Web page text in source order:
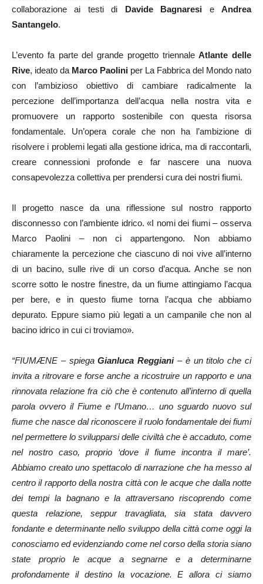
collaborazione ai testi di Davide Bagnaresi eAndrea
Santangelo.
L’evento fa parte del grande progetto triennaleAtlante delle
Rive, ideato da Marco Paolini per La Fabbrica del Mondo nato
con l’ambizioso obiettivo di cambiare radicalmente la
percezione dell’importanza dell’acqua nella nostra vita e
promuovere un rapporto sostenibile con questa risorsa
fondamentale. Un’opera corale che non ha l’ambizione di
risolvere i problemi legati alla gestione idrica, ma di raccontarli,
creare connessioni profonde e far nascere una nuova
consapevolezza collettiva per prendersi cura dei nostri fiumi.
Il progetto nasce da una riflessione sul nostro rapporto
disconnesso con l’ambiente idrico. «I nomi dei fiumi – osserva
Marco Paolini – non ci appartengono. Non abbiamo
chiaramente la percezione che ciascuno di noi vive all’interno
di un bacino, sulle rive di un corso d’acqua. Anche se non
scorre sotto le nostre finestre, da un fiume attingiamo l’acqua
per bere, e in questo fiume torna l’acqua che abbiamo
depurato. Eppure siamo più legati a un campanile che non al
bacino idrico in cui ci troviamo».
“FIUMӔNE – spiegaGianluca Reggiani– è un titolo che ci
invita a ritrovare e forse anche a ricostruire un rapporto e una
rinnovata relazione fra ciò che è contenuto all’interno di quella
parola ovvero il Fiume e l’Umano… uno sguardo nuovo sul
fiume che nasce dal riconoscere il ruolo fondamentale dei fiumi
nel permettere lo svilupparsi delle civiltà che è accaduto, come
nel nostro caso, proprio ‘dove il fiume incontra il mare’.
Abbiamo creato uno spettacolo di narrazione che ha messo al
centro il rapporto della nostra città con le acque che dalla notte
dei tempi la bagnano e la attraversano riscoprendo come
questa relazione, seppur travagliata, sia stata davvero
fondante e determinante nello sviluppo della città come oggi la
conosciamo ed evidenziando come nel corso della storia siano
state proprio le acque a segnarne e a determinarne
profondamente il destino la vocazione. E allora ci siamo